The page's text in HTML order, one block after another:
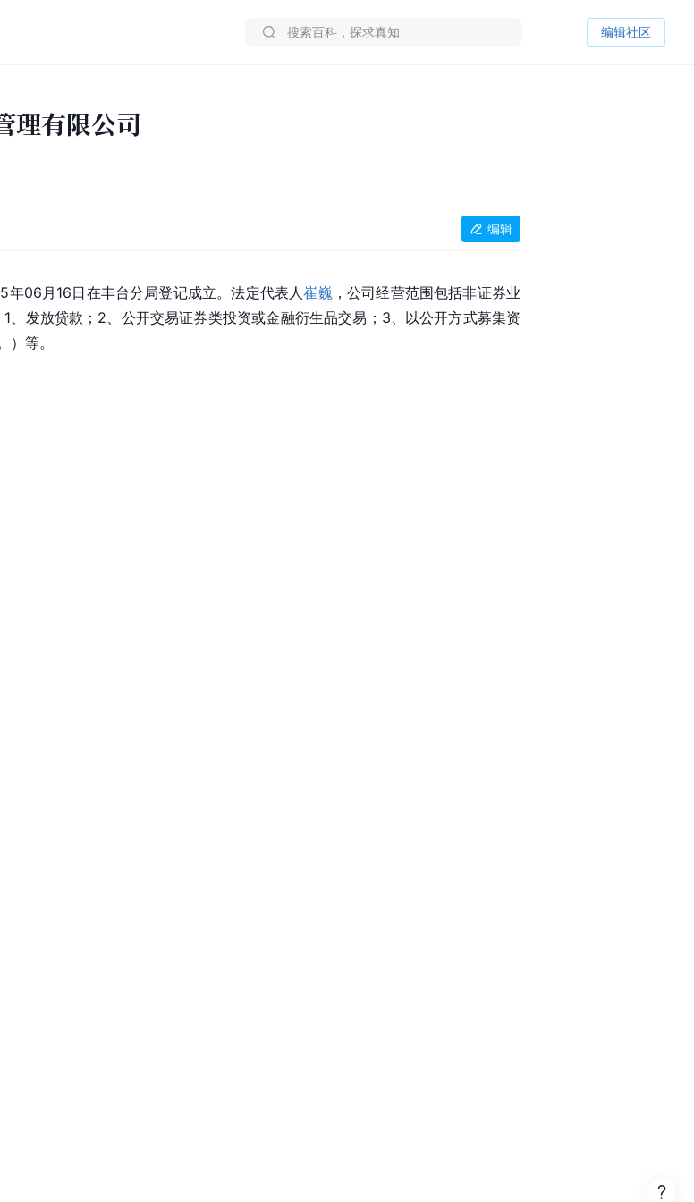
编辑社区
理有限公司
编辑
06月16日在丰台分局登记成立。法定代表人崔巍 ，公司经营范围包括非证券业
、发放贷款；2、公开交易证券类投资或金融衍生品交易；3、以公开方式募集资
等。